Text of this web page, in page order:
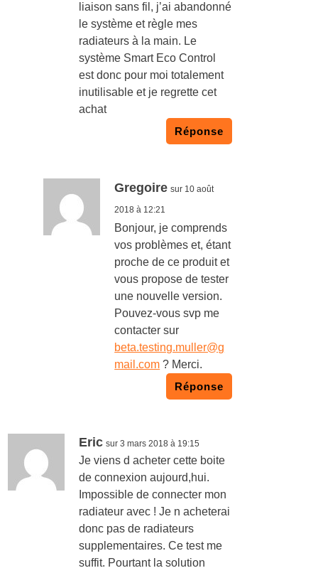
liaison sans fil, j’ai abandonné
le système et règle mes
radiateurs à la main. Le
système Smart Eco Control
est donc pour moi totalement
inutilisable et je regrette cet
achat
Réponse
Gregoire sur 10 août
2018 à 12:21
Bonjour, je comprends
vos problèmes et, étant
proche de ce produit et
vous propose de tester
une nouvelle version.
Pouvez-vous svp me
contacter sur
beta.testing.muller@g
mail.com ? Merci.
Réponse
Eric sur 3 mars 2018 à 19:15
Je viens d acheter cette boite
de connexion aujourd,hui.
Impossible de connecter mon
radiateur avec ! Je n acheterai
donc pas de radiateurs
supplementaires. Ce test me
suffit. Pourtant la solution